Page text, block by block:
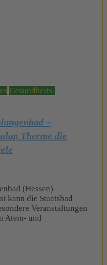
Gesundheits-
–
Therme die
(Hessen) –
kann die Staatsbad
Veranstaltungen
Atem- und